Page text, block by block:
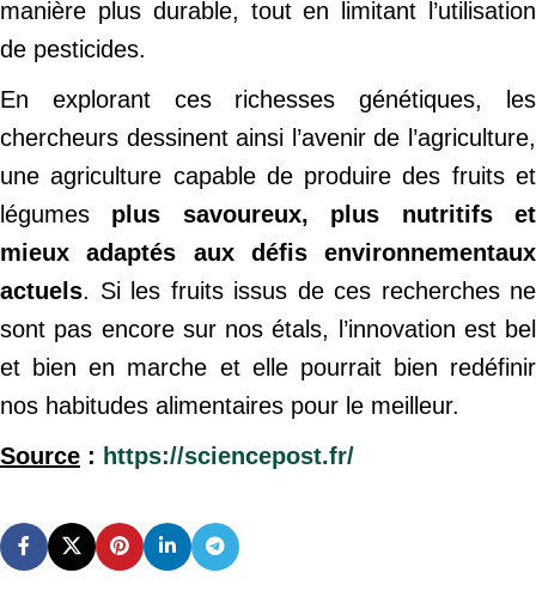
manière plus durable, tout en limitant l’utilisation
de pesticides.
En explorant ces richesses génétiques, les
chercheurs dessinent ainsi l’avenir de l’agriculture,
une agriculture capable de produire des fruits et
légumes plus savoureux, plus nutritifs et
mieux adaptés aux défis environnementaux
actuels. Si les fruits issus de ces recherches ne
sont pas encore sur nos étals, l’innovation est bel
et bien en marche et elle pourrait bien redéfinir
nos habitudes alimentaires pour le meilleur.
Source : https://sciencepost.fr/